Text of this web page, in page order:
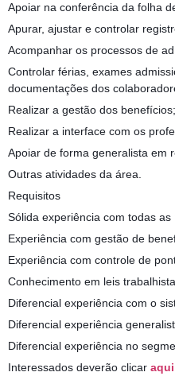
Apoiar na conferência da folha
Apurar, ajustar e controlar
Acompanhar os processos de
Controlar férias, exames
documentações dos
Realizar a gestão dos benefícios;
Realizar a interface com os
Apoiar de forma generalista em
Outras atividades da área.
Requisitos
Sólida experiência com todas
Experiência com gestão de
Experiência com controle de
Conhecimento em leis
Diferencial experiência com o
Diferencial experiência
Diferencial experiência no
Interessados deverão clicar aqui